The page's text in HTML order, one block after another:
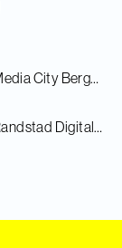
Lars Hilles gate 30, Bergen (Media City Bergen)
Advokatfirmaet Law.no AS, Randstad Digital & Finance Innovation